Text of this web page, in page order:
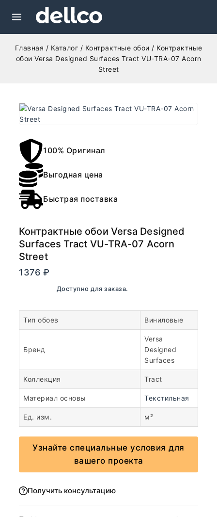
Главная / Каталог / Контрактные обои / Контрактные
обои Versa Designed Surfaces Tract VU-TRA-07 Acorn
Street
100% Оригинал
Выгодная цена
Быстрая поставка
Контрактные обои Versa Designed
Surfaces Tract VU-TRA-07 Acorn
Street
1376 ₽
В наличии. Доступно для заказа.
Тип обоев Виниловые
Бренд
Versa
Designed
Surfaces
Коллекция Tract
Материал основы Текстильная
Ед. изм. м²
Узнайте специальные условия для
вашего проекта
Получить консультацию